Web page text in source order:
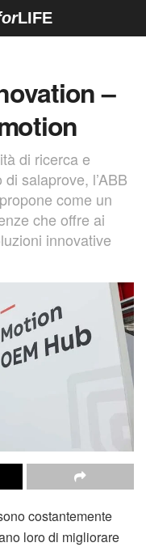
LIFE
–
di ricerca e
salaprove, l’ABB
come un
che offre ai
innovative
costantemente
loro di migliorare